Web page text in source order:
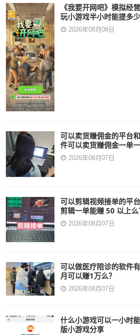
《我要开网吧》模拟经
玩小游戏半小时能提多少
2026年08月08日
可以卖货赚佣金的平台
件可以卖货赚佣金一单一
2026年08月07日
可以剪辑视频接单的平
剪辑一单能赚 50 以上么
2026年08月07日
可以做医疗陪诊的软件
月可以赚1万么？
2026年08月07日
什么小游戏可以一小时
版小游戏分享